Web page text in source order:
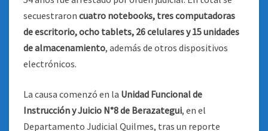
secuestraron cuatro notebooks, tres computadoras
de escritorio, ocho tablets, 26 celulares y 15 unidades
de almacenamiento, además de otros dispositivos
electrónicos.
La causa comenzó en la Unidad Funcional de
Instrucción y Juicio N°8 de Berazategui, en el
Departamento Judicial Quilmes, tras un reporte